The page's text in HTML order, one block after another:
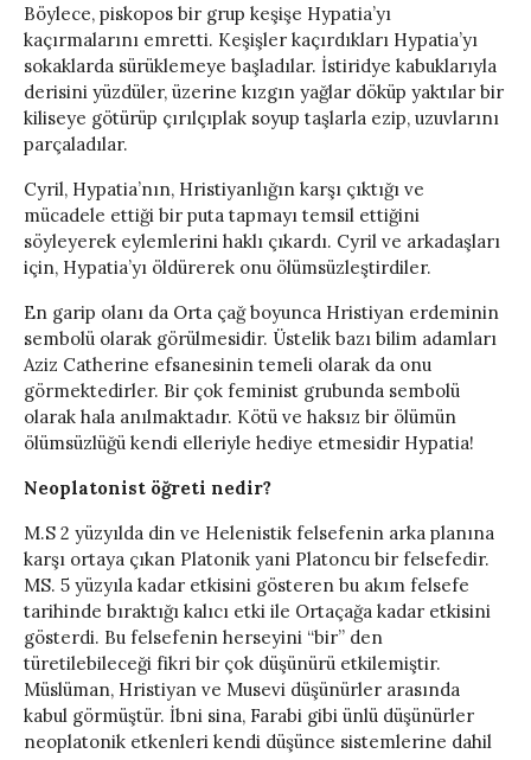
Böylece, piskopos bir grup keşişe Hypatia’yı
kaçırmalarını emretti. Keşişler kaçırdıkları Hypatia’yı
sokaklarda sürüklemeye başladılar. İstiridye kabuklarıyla
derisini yüzdüler, üzerine kızgın yağlar döküp yaktılar bir
kiliseye götürüp çırılçıplak soyup taşlarla ezip, uzuvlarını
parçaladılar.
Cyril, Hypatia’nın, Hristiyanlığın karşı çıktığı ve
mücadele ettiği bir puta tapmayı temsil ettiğini
söyleyerek eylemlerini haklı çıkardı. Cyril ve arkadaşları
için, Hypatia’yı öldürerek onu ölümsüzleştirdiler.
En garip olanı da Orta çağ boyunca Hristiyan erdeminin
sembolü olarak görülmesidir. Üstelik bazı bilim adamları
Aziz Catherine efsanesinin temeli olarak da onu
görmektedirler. Bir çok feminist grubunda sembolü
olarak hala anılmaktadır. Kötü ve haksız bir ölümün
ölümsüzlüğü kendi elleriyle hediye etmesidir Hypatia!
Neoplatonist öğreti nedir?
M.S 2 yüzyılda din ve Helenistik felsefenin arka planına
karşı ortaya çıkan Platonik yani Platoncu bir felsefedir.
MS. 5 yüzyıla kadar etkisini gösteren bu akım felsefe
tarihinde bıraktığı kalıcı etki ile Ortaçağa kadar etkisini
gösterdi. Bu felsefenin herseyini “bir” den
türetilebileceği fikri bir çok düşünürü etkilemiştir.
Müslüman, Hristiyan ve Musevi düşünürler arasında
kabul görmüştür. İbni sina, Farabi gibi ünlü düşünürler
neoplatonik etkenleri kendi düşünce sistemlerine dahil